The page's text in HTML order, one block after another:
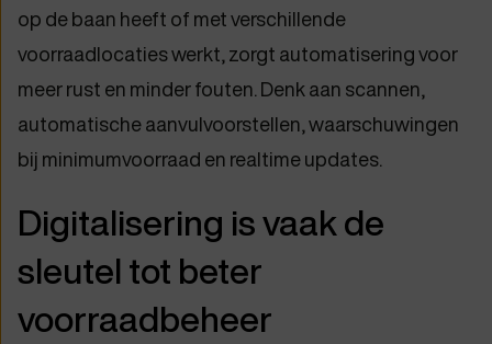
op de baan heeft of met verschillende
voorraadlocaties werkt, zorgt automatisering voor
meer rust en minder fouten. Denk aan scannen,
automatische aanvulvoorstellen, waarschuwingen
bij minimumvoorraad en realtime updates.
Digitalisering is vaak de
sleutel tot beter
voorraadbeheer